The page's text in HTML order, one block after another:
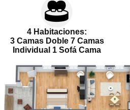
4 Habitaciones:
3 Camas Doble 7 Camas
Individual 1 Sofá Cama